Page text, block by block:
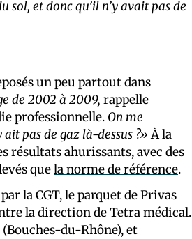
et donc qu’il n’y avait pas de
un peu partout dans
de 2002 à 2009, rappelle
professionnelle. On me
pas de gaz là-dessus ?»À la
résultats ahurissants, avec des
quela norme de référence.
la CGT, le parquet de Privas
la direction de Tetra médical.
du-Rhône), et